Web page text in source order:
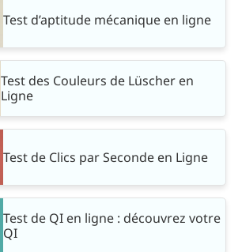
Test d’aptitude mécanique en ligne
Test des Couleurs de Lüscher en
Ligne
Test de Clics par Seconde en Ligne
Test de QI en ligne : découvrez votre
QI